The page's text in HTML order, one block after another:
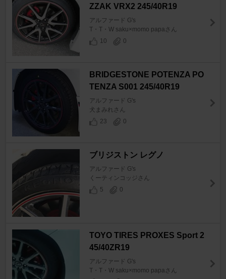
ZZAK VRX2 245/40R19
アルファード G's
T・T・W saku×momo papaさん
10
0
BRIDGESTONE POTENZA PO
TENZA S001 245/40R19
アルファード G's
犬まみれさん
23
0
ブリジストン レグノ
アルファード G's
くーティンコッジさん
5
0
TOYO TIRES PROXES Sport 2
45/40ZR19
アルファード G's
T・T・W saku×momo papaさん